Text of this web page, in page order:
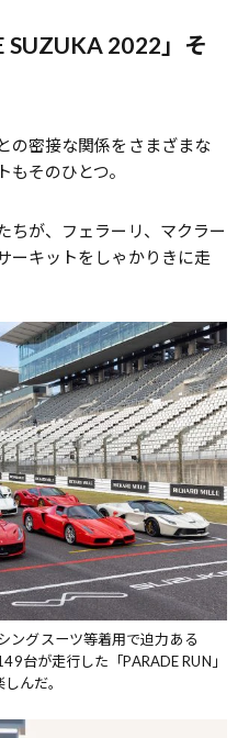
SUZUKA 2022」そ
の密接な関係をさまざまな
そのひとつ。
ちが、フェラーリ、マクラー
ーキットをしゃかりきに走
ングスーツ等着用で迫力ある
台が走行した「PARADE RUN」
んだ。